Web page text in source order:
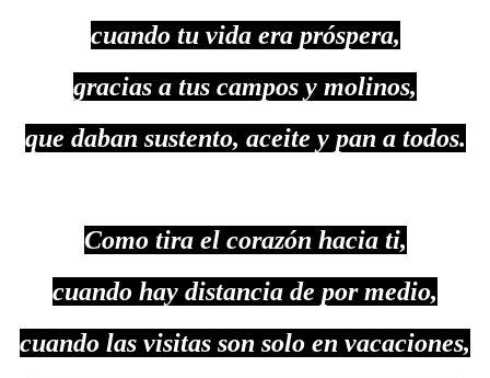
cuando tu vida era próspera,
gracias a tus campos y molinos,
que daban sustento, aceite y pan a todos.
Como tira el corazón hacia ti,
cuando hay distancia de por medio,
cuando las visitas son solo en vacaciones,